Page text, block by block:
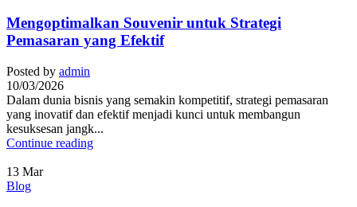
Mengoptimalkan Souvenir untuk Strategi
Pemasaran yang Efektif
Posted by admin
10/03/2026
Dalam dunia bisnis yang semakin kompetitif, strategi pemasaran
yang inovatif dan efektif menjadi kunci untuk membangun
kesuksesan jangk...
Continue reading
13 Mar
Blog